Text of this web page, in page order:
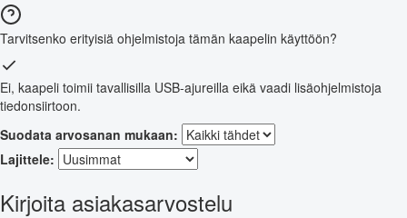
Tarvitsenko erityisiä ohjelmistoja tämän kaapelin käyttöön?
Ei, kaapeli toimii tavallisilla USB-ajureilla eikä vaadi lisäohjelmistoja
tiedonsiirtoon.
Suodata arvosanan mukaan:
Lajittele:
Kirjoita asiakasarvostelu